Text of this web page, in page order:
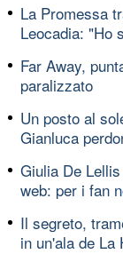
La Promessa
Leocadia: "Ho
Far Away,
paralizzato
Un posto al
Gianluca
Giulia De
web: per i fan
Il segreto,
in un'ala de La